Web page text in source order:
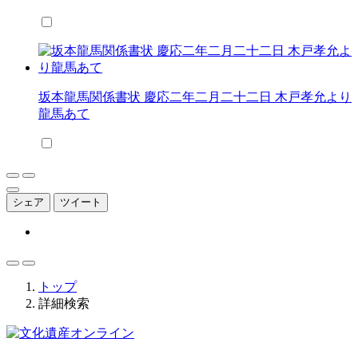
坂本龍馬関係書状 慶応二年二月二十二日 木戸孝允より
龍馬あて
シェア ツイート
トップ
詳細検索